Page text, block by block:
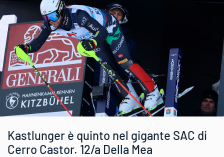
Kastlunger è quinto nel gigante SAC di
Cerro Castor. 12/a Della Mea